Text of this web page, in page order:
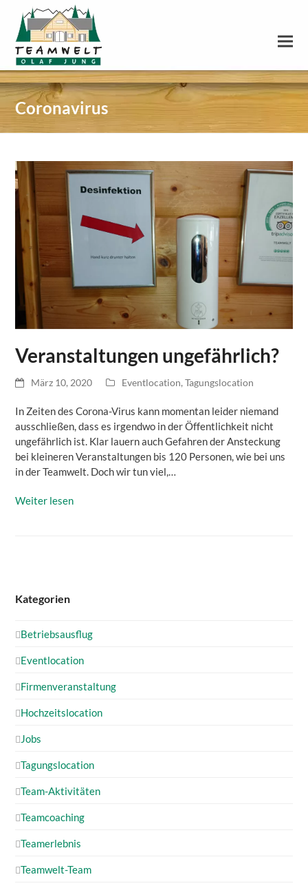
Coronavirus
Veranstaltungen ungefährlich?
März 10, 2020 Eventlocation,Tagungslocation
In Zeiten des Corona-Virus kann momentan leider niemand
ausschließen, dass es irgendwo in der Öffentlichkeit nicht
ungefährlich ist. Klar lauern auch Gefahren der Ansteckung
bei kleineren Veranstaltungen bis 120 Personen, wie bei uns
in der Teamwelt. Doch wir tun viel,…
Weiter lesen
Kategorien
Betriebsausflug
Eventlocation
Firmenveranstaltung
Hochzeitslocation
Jobs
Tagungslocation
Team-Aktivitäten
Teamcoaching
Teamerlebnis
Teamwelt-Team